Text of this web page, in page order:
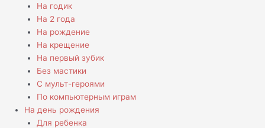
На годик
На 2 года
На рождение
На крещение
На первый зубик
Без мастики
С мульт-героями
По компьютерным играм
На день рождения
Для ребенка